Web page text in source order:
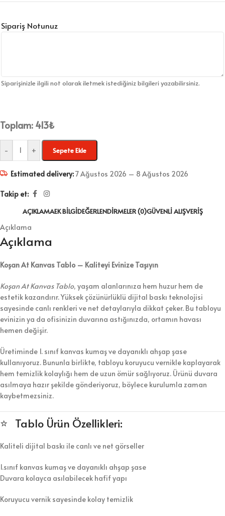
Sipariş Notunuz
Siparişinizle ilgili not olarak iletmek istediğiniz bilgileri yazabilirsiniz.
Toplam: 413₺
- + Sepete Ekle
Estimated delivery:7 Ağustos 2026 – 8 Ağustos 2026
Takip et:
AÇIKLAMAEK BILGIDEĞERLENDIRMELER (0)GÜVENLI ALIŞVERIŞ
Açıklama
Açıklama
Koşan At Kanvas Tablo – Kaliteyi Evinize Taşıyın
Koşan At Kanvas Tablo, yaşam alanlarınıza hem huzur hem de
estetik kazandırır. Yüksek çözünürlüklü dijital baskı teknolojisi
sayesinde canlı renkleri ve net detaylarıyla dikkat çeker. Bu tabloyu
evinizin ya da ofisinizin duvarına astığınızda, ortamın havası
hemen değişir.
Üretiminde 1. sınıf kanvas kumaş ve dayanıklı ahşap şase
kullanıyoruz. Bununla birlikte, tabloyu koruyucu vernikle kaplayarak
hem temizlik kolaylığı hem de uzun ömür sağlıyoruz. Ürünü duvara
asılmaya hazır şekilde gönderiyoruz, böylece kurulumla zaman
kaybetmezsiniz.
⭐ Tablo Ürün Özellikleri:
Kaliteli dijital baskı ile canlı ve net görseller
1.sınıf kanvas kumaş ve dayanıklı ahşap şase
Duvara kolayca asılabilecek hafif yapı
Koruyucu vernik sayesinde kolay temizlik